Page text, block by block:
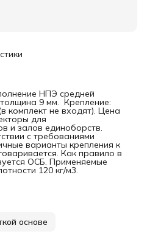
НПЭ средней
9 мм. Крепление:
комплект не входят). Цена
для
и залов единоборств.
с требованиями
варианты крепления к
Как правило в
ОСБ. Применяемые
120 кг/м3.
основе